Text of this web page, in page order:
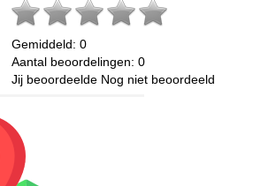
Gemiddeld: 0
Aantal beoordelingen: 0
Jij beoordeelde Nog niet beoordeeld